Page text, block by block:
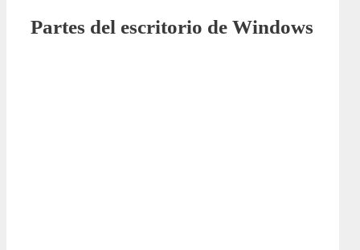
Partes del escritorio de Windows